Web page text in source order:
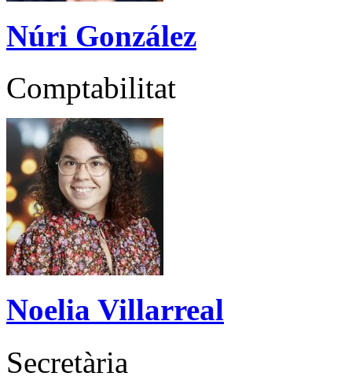
Núri González
Comptabilitat
Noelia Villarreal
Secretària